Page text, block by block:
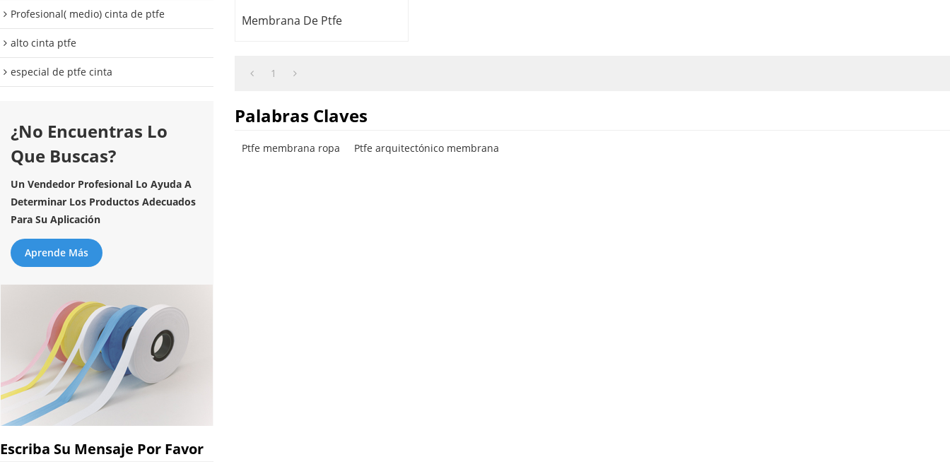
Profesional( medio) cinta de ptfe
alto cinta ptfe
especial de ptfe cinta
¿No Encuentras Lo
Que Buscas?
Un Vendedor Profesional Lo Ayuda A
Determinar Los Productos Adecuados
Para Su Aplicación
Aprende Más
Escriba Su Mensaje Por Favor
Membrana De Ptfe
1
Palabras Claves
Ptfe membrana ropa Ptfe arquitectónico membrana